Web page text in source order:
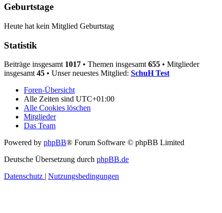
Geburtstage
Heute hat kein Mitglied Geburtstag
Statistik
Beiträge insgesamt 1017 • Themen insgesamt 655 • Mitglieder
insgesamt 45 • Unser neuestes Mitglied: SchuH Test
Foren-Übersicht
Alle Zeiten sind UTC+01:00
Alle Cookies löschen
Mitglieder
Das Team
Powered by phpBB® Forum Software © phpBB Limited
Deutsche Übersetzung durch phpBB.de
Datenschutz | Nutzungsbedingungen